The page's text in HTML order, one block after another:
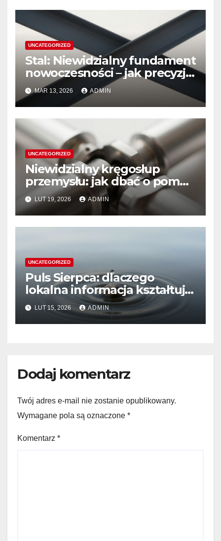
UNCATEGORIZED
Stal: Niewidzialny fundament
nowoczesności – jak precyzja
kształtuje nasz świat
MAR 13, 2026 ADMIN
UNCATEGORIZED
Niewidzialny kręgosłup
przemysłu: jak dbać o pompy
hydrauliczne Rexroth, by
służyły latami
LUT 19, 2026 ADMIN
UNCATEGORIZED
Puls Sierpca: dlaczego
lokalna informacja kształtuje
nasze codzienne życie?
LUT 15, 2026 ADMIN
Dodaj komentarz
Twój adres e-mail nie zostanie opublikowany.
Wymagane pola są oznaczone *
Komentarz *